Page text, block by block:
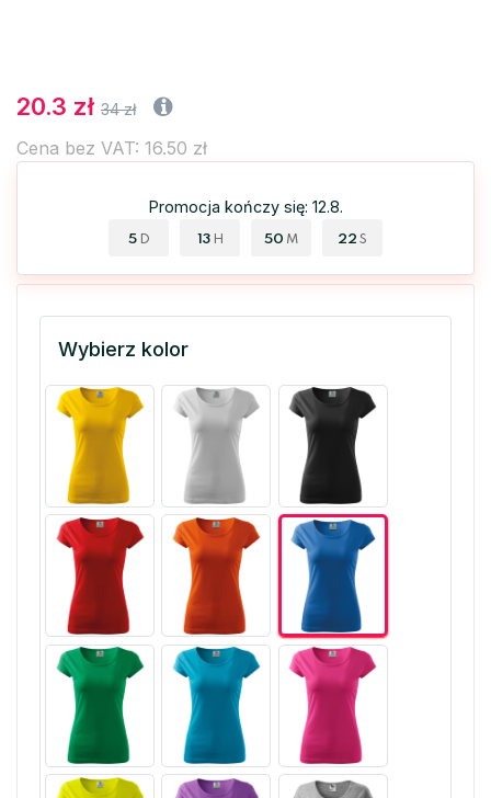
20.3 zł 34 zł
Cena bez VAT: 16.50 zł
Promocja kończy się: 12.8.
5 D 13 H 50 M 22 S
Wybierz kolor